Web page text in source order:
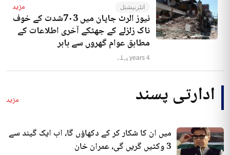
انٹرنیشنل مزید
نیوز الرٹ جاپان میں 7۰3شدت کے خوف
ناک زلزلے کے جھٹکے آخری اطلاعات کے
مطابق عوام گھروں سے باہر
4 years پہلے
ادارتی پسند مزید
میں ان کا شکار کر کے دکھاؤں گا، اب ایک گیند سے
3 وکٹیں گریں گی، عمران خان